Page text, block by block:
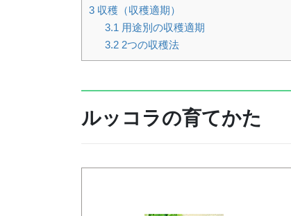
3 収穫（収穫適期）
3.1 用途別の収穫適期
3.22つの収穫法
ルッコラの育てかた